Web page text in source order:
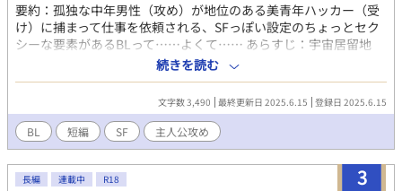
要約：孤独な中年男性（攻め）が地位のある美青年ハッカー（受
け）に捕まって仕事を依頼される、SFっぽい設定のちょっとセク
シーな要素があるBLって……よくて…… あらすじ：宇宙居留地
《グルダスタ》の辺鄙な工場で、壊れたアンドロイドを解体する
孤独な独身中年男性主人公。ある日《グルダスタ管理協会》重鎮
の眼帯の男から秘密裏の依頼を受けることになる。
続きを読む
文字数 3,490 最終更新日 2025.6.15 登録日 2025.6.15
BL 短編 SF 主人公攻め
3
長編 連載中 R18